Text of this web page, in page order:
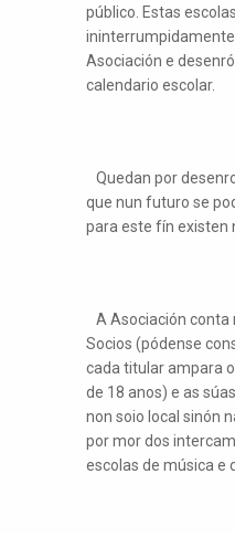
público. Estas
Asociación e
calendario escolar.
Quedan por
que nun futuro se
para este fín existen
A Asociación conta
Socios (pódense
cada titular ampara
de 18 anos) e as
non soio local sinón
por mor dos
escolas de música e